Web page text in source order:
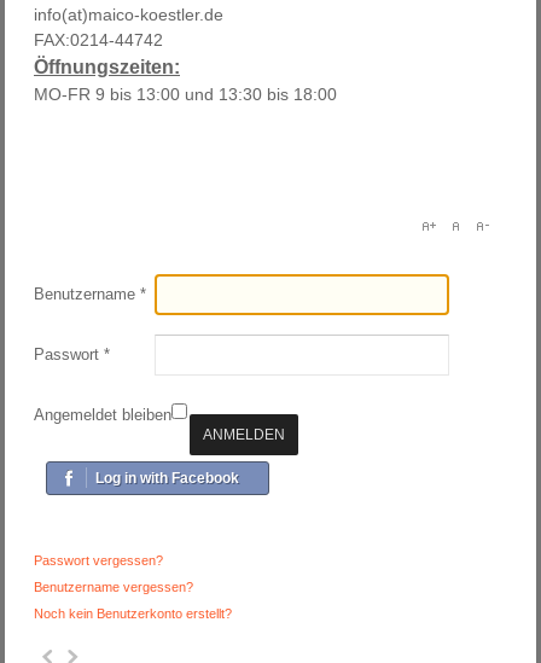
info(at)maico-koestler.de
FAX:0214-44742
Öffnungszeiten:
MO-FR 9 bis 13:00 und 13:30 bis 18:00
Benutzername *
Passwort *
Angemeldet bleiben
ANMELDEN
Log in with Facebook
Passwort vergessen?
Benutzername vergessen?
Noch kein Benutzerkonto erstellt?